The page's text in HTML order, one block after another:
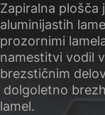
Zapiralna plošča
aluminijastih
prozornimi
namestitvi vodil
brezstičnim
dolgoletno
lamel.